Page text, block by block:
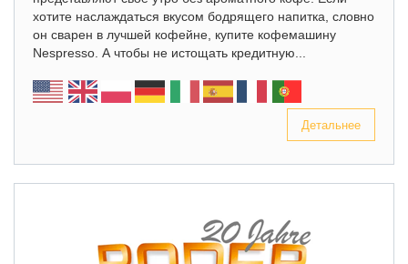
хотите наслаждаться вкусом бодрящего напитка, словно
он сварен в лучшей кофейне, купите кофемашину
Nespresso. А чтобы не истощать кредитную...
Детальнее